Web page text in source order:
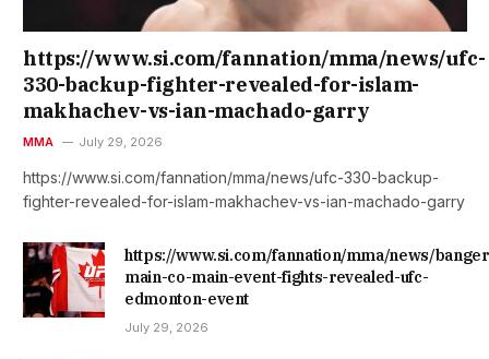
https://www.si.com/fannation/mma/news/ufc-
330-backup-fighter-revealed-for-islam-
makhachev-vs-ian-machado-garry
MMA July 29, 2026
https://www.si.com/fannation/mma/news/ufc-330-backup-
fighter-revealed-for-islam-makhachev-vs-ian-machado-garry
https://www.si.com/fannation/mma/news/
main-co-main-event-fights-revealed-ufc-
edmonton-event
July 29, 2026